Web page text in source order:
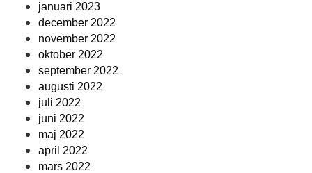
januari 2023
december 2022
november 2022
oktober 2022
september 2022
augusti 2022
juli 2022
juni 2022
maj 2022
april 2022
mars 2022